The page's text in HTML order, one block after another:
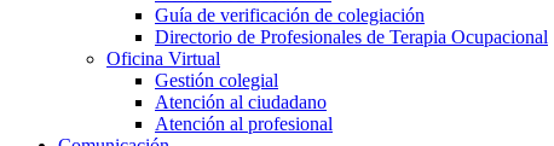
Guía de verificación de colegiación
Directorio de Profesionales de Terapia Ocupacional
Oficina Virtual
Gestión colegial
Atención al ciudadano
Atención al profesional